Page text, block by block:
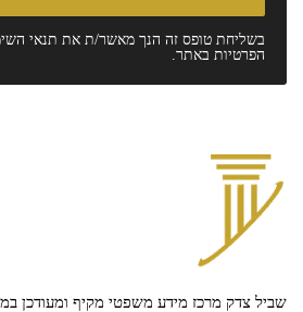
בשליחת טופס זה הנך מאשר/ת את תנאי
הפרטיות באתר.
שביל צדק מרכז מידע משפטי מקיף ומעודכן